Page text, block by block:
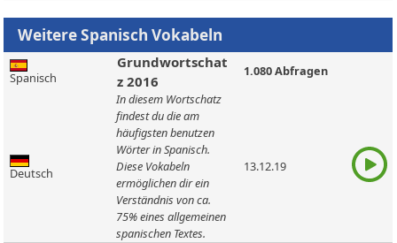
Spanisch
Grundwortschat
z 2016
1.080 Abfragen
Deutsch
In diesem Wortschatz
findest du die am
häufigsten benutzen
Wörter in Spanisch.
Diese Vokabeln
ermöglichen dir ein
Verständnis von ca.
75% eines allgemeinen
spanischen Textes.
13.12.19